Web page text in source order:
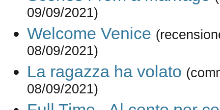
09/09/2021)
Welcome Venice
08/09/2021)
La ragazza ha volato
08/09/2021)